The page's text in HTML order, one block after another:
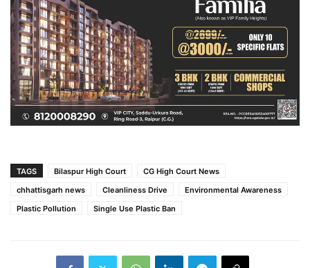
TAGS Bilaspur High Court
CG High Court News
chhattisgarh news
Cleanliness Drive
Environmental Awareness
Plastic Pollution
Single Use Plastic Ban